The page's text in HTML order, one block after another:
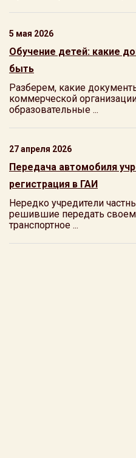
5 мая 2026
Обучение детей: какие
быть
Разберем, какие
коммерческой
образовательные ...
27 апреля 2026
Передача автомобиля
регистрация в ГАИ
Нередко учредители
решившие передать
транспортное ...